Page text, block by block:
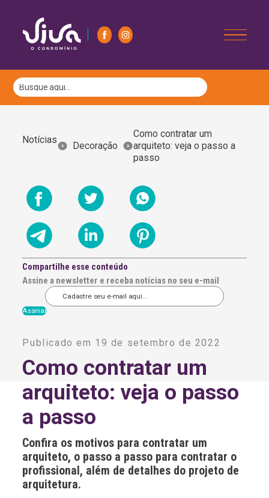
Notícias
Decoração
Como contratar um
arquiteto: veja o passo a
passo
Compartilhe esse conteúdo
Assine a newsletter e receba notícias no seu e-mail
t
r
n
t
v
:
Publicado em 19 de setembro de 2022
Como contratar um
arquiteto: veja o passo
a passo
Confira os motivos para contratar um
arquiteto, o passo a passo para contratar o
profissional, além de detalhes do projeto de
arquitetura.